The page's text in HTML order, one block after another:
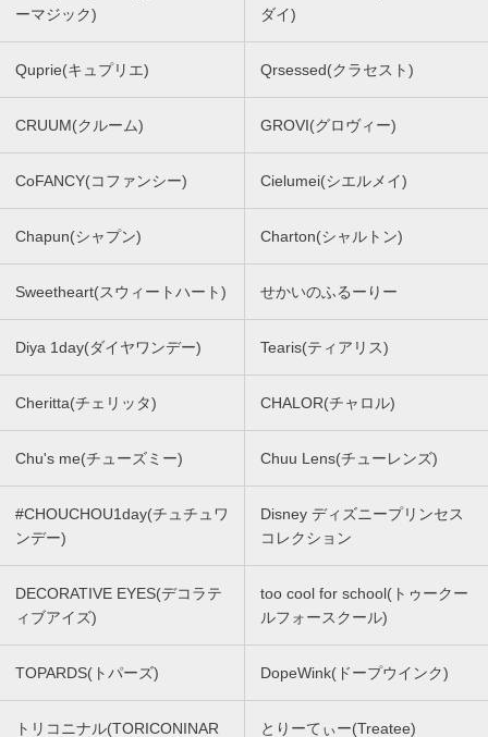
ーマジック)
ダイ)
Quprie(キュプリエ) Qrsessed(クラセスト)
CRUUM(クルーム) GROVI(グロヴィー)
CoFANCY(コファンシー) Cielumei(シエルメイ)
Chapun(シャプン) Charton(シャルトン)
Sweetheart(スウィートハート) せかいのふるーりー
Diya 1day(ダイヤワンデー) Tearis(ティアリス)
Cheritta(チェリッタ) CHALOR(チャロル)
Chu's me(チューズミー) Chuu Lens(チューレンズ)
#CHOUCHOU1day(チュチュワ
ンデー)
Disney ディズニープリンセス
コレクション
DECORATIVE EYES(デコラテ
ィブアイズ)
too cool for school(トゥークー
ルフォースクール)
TOPARDS(トパーズ) DopeWink(ドープウインク)
トリコニナル(TORICONINAR
とりーてぃー(Treatee)